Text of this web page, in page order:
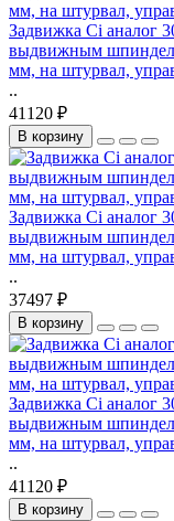
Задвижка Ci аналог
выдвижным
мм, на штурвал,
..
41120 ₽
В корзину
Задвижка Ci аналог
выдвижным
мм, на штурвал,
..
37497 ₽
В корзину
Задвижка Ci аналог
выдвижным
мм, на штурвал,
..
41120 ₽
В корзину